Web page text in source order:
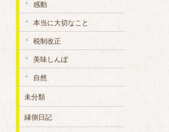
感動
本当に大切なこと
税制改正
美味しんぼ
自然
未分類
縁側日記